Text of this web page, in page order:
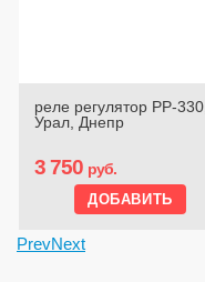
реле регулятор РР-330,
Урал, Днепр
3 750 руб.
PrevNext